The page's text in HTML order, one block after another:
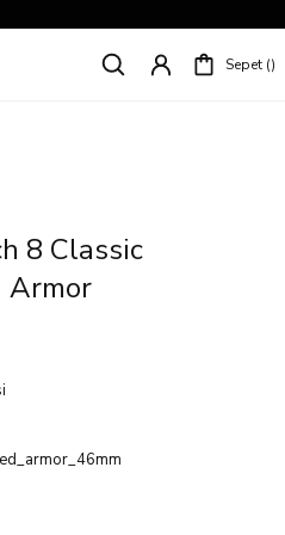
Sepet
8 Classic
Armor